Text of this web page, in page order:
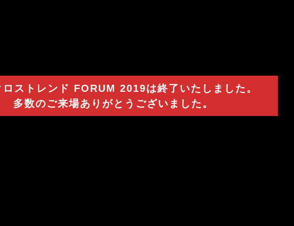
ロストレンド FORUM 2019は終了いたしました。
多数のご来場ありがとうございました。